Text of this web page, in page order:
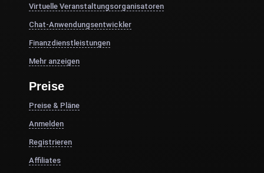
Virtuelle Veranstaltungsorganisatoren
Chat-Anwendungsentwickler
Finanzdienstleistungen
Mehr anzeigen
Preise
Preise & Pläne
Anmelden
Registrieren
Affiliates